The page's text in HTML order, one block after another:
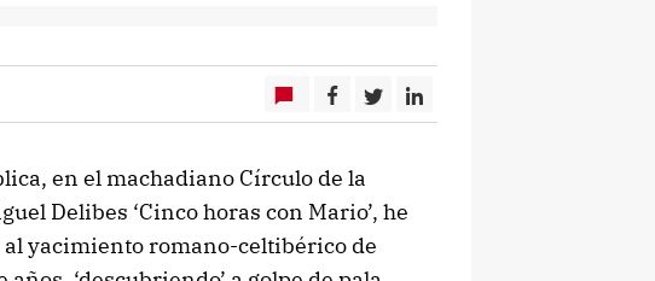
en el machadiano Círculo de la
Delibes ‘Cinco horas con Mario’, he
yacimiento romano-celtibérico de